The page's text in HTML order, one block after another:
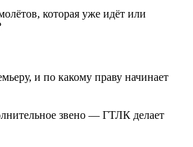
которая уже идёт или
и по какому праву начинает
звено — ГТЛК делает